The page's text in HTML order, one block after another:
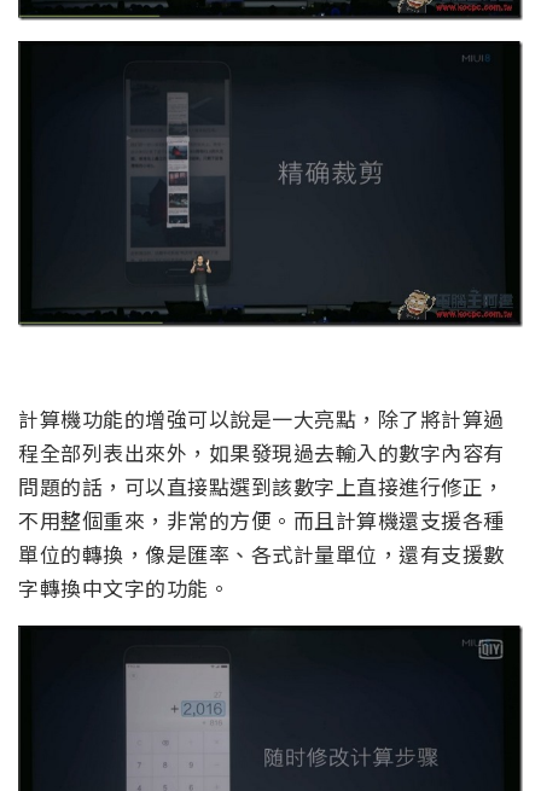
計算機功能的增強可以說是一大亮點，除了將計算過
程全部列表出來外，如果發現過去輸入的數字內容有
問題的話，可以直接點選到該數字上直接進行修正，
不用整個重來，非常的方便。而且計算機還支援各種
單位的轉換，像是匯率、各式計量單位，還有支援數
字轉換中文字的功能。